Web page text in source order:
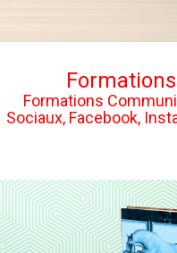
Formations
Sociaux, Facebook,